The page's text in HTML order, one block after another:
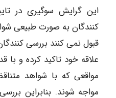
این گرایش سوگیری در
کنندگان به صورت طبیعی
قبول نمی کنند بررسی
علاقه خود تاکید کرده و با
مواقعی که با شواهد
مواجه شوند. بنابراین